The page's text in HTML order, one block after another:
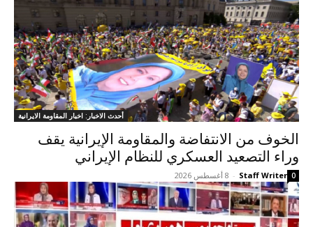
أحدث الاخبار: اخبار المقاومة الايرانية
الخوف من الانتفاضة والمقاومة الإيرانية يقف
وراء التصعيد العسكري للنظام الإيراني
Staff Writer
- 8 أغسطس 2026 0